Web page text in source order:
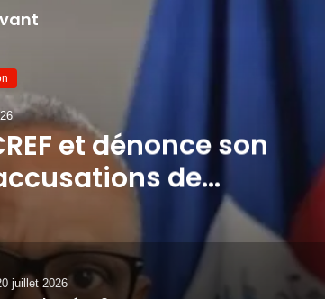
2026
accuse l’État
l’organisation des
juillet 2026